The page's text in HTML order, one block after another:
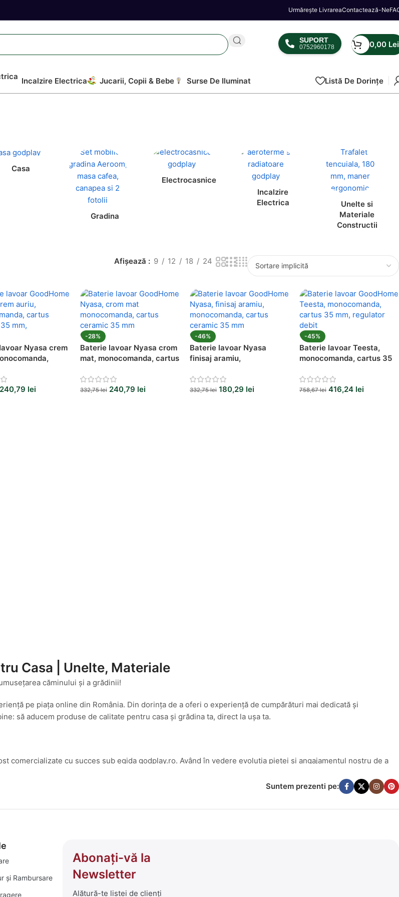
Urmărește LivrareaContactează-Ne
SUPORT
0752960178 0,00 Lei
Incalzire Electrica Jucarii, Copii & Bebe Surse De Iluminat Listă De Dorințe
Casa
Gradina
Electrocasnice
Incalzire
Electrica
Unelte si
Materiale
Constructii
Afișează 9 12 18 24
Nyasa crem
240,79 lei
-28%
Baterie lavoar Nyasa crom
mat, monocomanda, cartus
332,75lei 240,79 lei
-46%
Baterie lavoar Nyasa
finisaj aramiu,
ceramic 35 mm
332,75lei 180,29 lei
-45%
Baterie lavoar Teesta,
monocomanda, cartus 35
758,67lei 416,24 lei
Casa | Unelte, Materiale
căminului și a grădinii!
pe piața online din România. Din dorința de a oferi o experiență de cumpărături mai dedicată și
să aducem produse de calitate pentru casa și grădina ta, direct la ușa ta.
comercializate cu succes sub egida godplay.ro. Având în vedere evoluția pieței și angajamentul nostru de a
amenajări și soluții practice pentru un cămin armonios.
decor.
Suntem prezenti pe:
și Rambursare
Abonați-vă la
Newsletter
Alătură-te listei de clienți